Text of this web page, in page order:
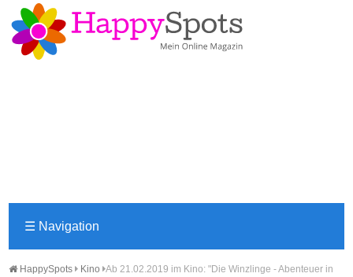
☰ Navigation
HappySpots Kino Ab 21.02.2019 im Kino: "Die Winzlinge - Abenteuer in